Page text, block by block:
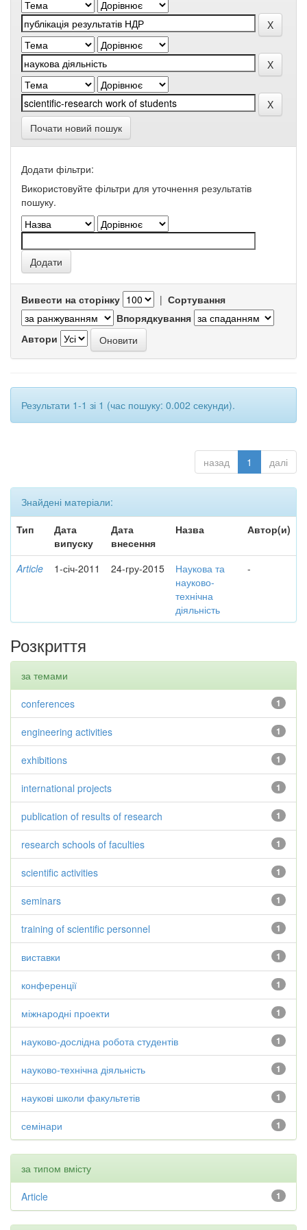
Почати новий пошук
Додати фільтри:
Використовуйте фільтри для уточнення результатів
пошуку.
Вивести на сторінку | Сортування
Впорядкування
Автори
Результати 1-1 зі 1 (час пошуку: 0.002 секунди).
назад 1 далі
Знайдені матеріали:
Тип
Дата
випуску
Дата
внесення
Назва Автор(и)
Article 1-січ-2011 24-гру-2015
Наукова та
науково-
технічна
діяльність
-
Розкриття
за темами
1
conferences
1
engineering activities
1
exhibitions
1
international projects
1
publication of results of research
1
research schools of faculties
1
scientific activities
1
seminars
1
training of scientific personnel
1
виставки
1
конференції
1
міжнародні проекти
1
науково-дослідна робота студентів
1
науково-технічна діяльність
1
наукові школи факультетів
1
семінари
за типом вмісту
1
Article